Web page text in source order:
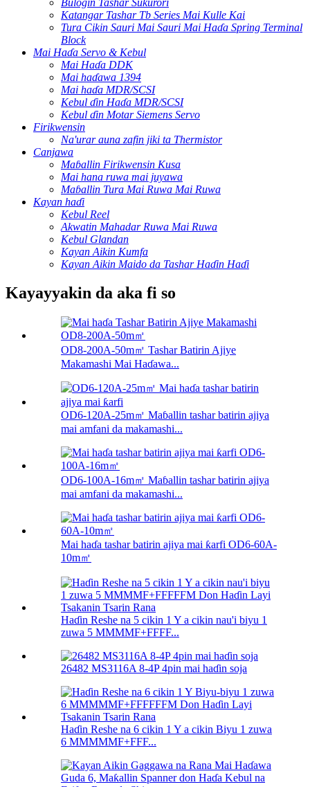
Katangar Tashar Tb Series Mai Kulle Kai
Tura Cikin Sauri Mai Sauri Mai Haɗa Spring Terminal
Block
Mai Haɗa Servo & Kebul
Mai Haɗa DDK
Mai haɗawa 1394
Mai haɗa MDR/SCSI
Kebul ɗin Haɗa MDR/SCSI
Kebul ɗin Motar Siemens Servo
Firikwensin
Na'urar auna zafin jiki ta Thermistor
Canjawa
Maɓallin Firikwensin Kusa
Mai hana ruwa mai juyawa
Maɓallin Tura Mai Ruwa Mai Ruwa
Kayan haɗi
Kebul Reel
Akwatin Mahadar Ruwa Mai Ruwa
Kebul Glandan
Kayan Aikin Kumfa
Kayan Aikin Maido da Tashar Haɗin Haɗi
Kayayyakin da aka fi so
OD8-200A-50m㎡ Tashar Batirin Ajiye
Makamashi Mai Haɗawa...
OD6-120A-25m㎡ Maɓallin tashar batirin ajiya
mai amfani da makamashi...
OD6-100A-16m㎡ Maɓallin tashar batirin ajiya
mai amfani da makamashi...
Mai haɗa tashar batirin ajiya mai ƙarfi OD6-60A-
10m㎡
Haɗin Reshe na 5 cikin 1 Y a cikin nau'i biyu 1
zuwa 5 MMMMF+FFFF...
26482 MS3116A 8-4P 4pin mai haɗin soja
Haɗin Reshe na 6 cikin 1 Y a cikin Biyu 1 zuwa
6 MMMMMF+FFF...